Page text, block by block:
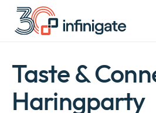
Direct
doorgaan
naar
content
Taste &
Haringparty